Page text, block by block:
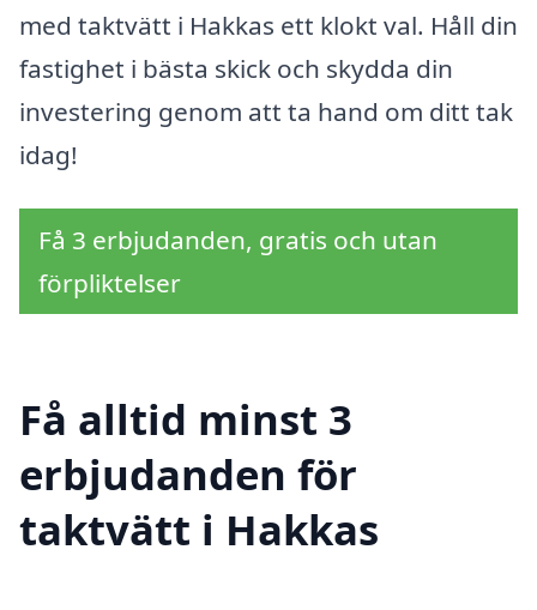
med taktvätt i Hakkas ett klokt val. Håll din
fastighet i bästa skick och skydda din
investering genom att ta hand om ditt tak
idag!
Få 3 erbjudanden, gratis och utan
förpliktelser
Få alltid minst 3
erbjudanden för
taktvätt i Hakkas